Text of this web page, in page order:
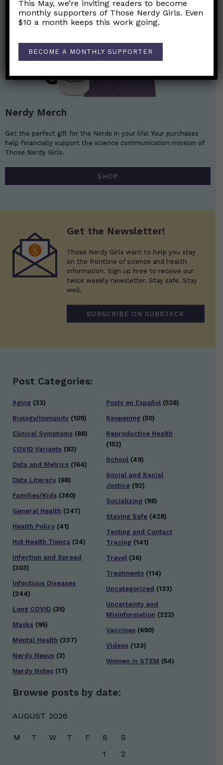
Nerdy Merch
Get the perfect gift for the Nerds in your life! Your purchases
help financially support the science communication mission of
Those Nerdy Girls.
SHOP
Get the Newsletter!
Those Nerdy Girls want to help you stay
on the frontline of science and health
information. Sign up hree to receive our
twice weekly newsletter. Stay safe. Stay
well.
SUBSCRIBE ON SUBSTACK
Post Categories:
Aging (33)
Biology/Immunity (109)
Clinical Symptoms (88)
COVID Variants (82)
Data and Metrics (164)
Data Literacy (88)
Families/Kids (360)
General Health (247)
Health Policy (41)
Hot Health Topics (24)
Infection and Spread
(303)
Infectious Diseases
(244)
Long COVID (35)
Masks (95)
Mental Health (237)
Nerdy Nexus (2)
Nerdy Notes (17)
Posts en Español (528)
Reopening (50)
Reproductive Health
(152)
School (49)
Social and Racial
Justice (92)
Socializing (98)
Staying Safe (428)
Testing and Contact
Tracing (141)
Travel (36)
Treatments (114)
Uncategorized (133)
Uncertainty and
Misinformation (222)
Vaccines (690)
Videos (133)
Women in STEM (54)
Browse posts by date:
AUGUST 2026
M T W T F S
S
1
2
This May, we’re inviting readers to become
monthly supporters of Those Nerdy Girls. Even
$10 a month keeps this work going.
BECOME A MONTHLY SUPPORTER